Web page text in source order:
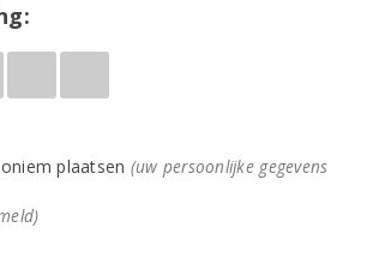
plaatsen (uw persoonlijke gegevens